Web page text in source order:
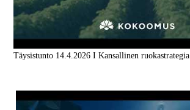
Täysistunto 14.4.2026 I Kansallinen ruokastrategia